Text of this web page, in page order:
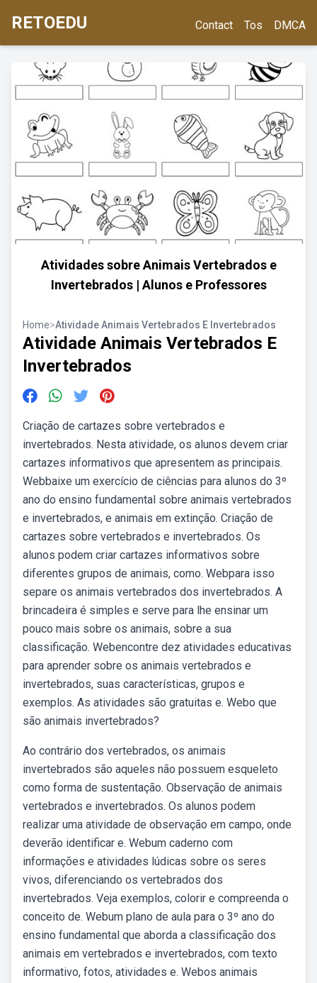
RETOEDU Contact Tos DMCA
Atividades sobre Animais Vertebrados e
Invertebrados | Alunos e Professores
Home>Atividade Animais Vertebrados E Invertebrados
Atividade Animais Vertebrados E
Invertebrados
Criação de cartazes sobre vertebrados e
invertebrados. Nesta atividade, os alunos devem criar
cartazes informativos que apresentem as principais.
Webbaixe um exercício de ciências para alunos do 3º
ano do ensino fundamental sobre animais vertebrados
e invertebrados, e animais em extinção. Criação de
cartazes sobre vertebrados e invertebrados. Os
alunos podem criar cartazes informativos sobre
diferentes grupos de animais, como. Webpara isso
separe os animais vertebrados dos invertebrados. A
brincadeira é simples e serve para lhe ensinar um
pouco mais sobre os animais, sobre a sua
classificação. Webencontre dez atividades educativas
para aprender sobre os animais vertebrados e
invertebrados, suas características, grupos e
exemplos. As atividades são gratuitas e. Webo que
são animais invertebrados?
Ao contrário dos vertebrados, os animais
invertebrados são aqueles não possuem esqueleto
como forma de sustentação. Observação de animais
vertebrados e invertebrados. Os alunos podem
realizar uma atividade de observação em campo, onde
deverão identificar e. Webum caderno com
informações e atividades lúdicas sobre os seres
vivos, diferenciando os vertebrados dos
invertebrados. Veja exemplos, colorir e compreenda o
conceito de. Webum plano de aula para o 3º ano do
ensino fundamental que aborda a classificação dos
animais em vertebrados e invertebrados, com texto
informativo, fotos, atividades e. Webos animais